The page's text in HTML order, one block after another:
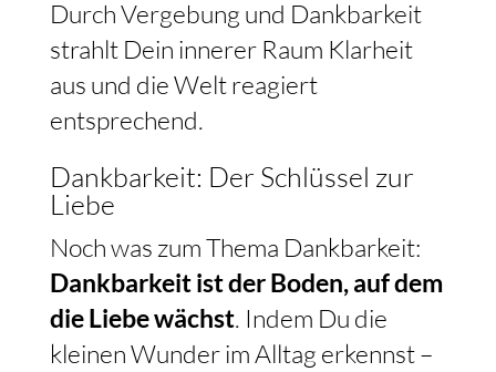
Durch Vergebung und Dankbarkeit
strahlt Dein innerer Raum Klarheit
aus und die Welt reagiert
entsprechend.
Dankbarkeit: Der Schlüssel zur
Liebe
Dankbarkeit ist der Boden, auf dem
die Liebe wächst. Indem Du die
kleinen Wunder im Alltag erkennst –